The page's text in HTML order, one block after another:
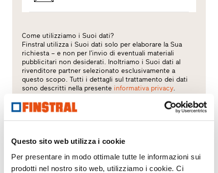
Questo sito web utilizza i cookie
Per presentare in modo ottimale tutte le informazioni sui
prodotti nel nostro sito web, utilizziamo i cookie. Ci
Come utilizziamo i Suoi dati?
Finstral utilizza i Suoi dati solo per elaborare la Sua
richiesta – e non per l’invio di eventuali materiali
pubblicitari non desiderati. Inoltriamo i Suoi dati al
rivenditore partner selezionato esclusivamente a
questo scopo. Tutti i dettagli sul trattamento dei dati
sono descritti nella presente informativa privacy.
Quale argomento Le interessa?
Finestre